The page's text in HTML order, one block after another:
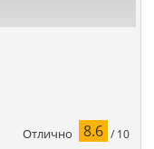
Отлично 8.6 / 10